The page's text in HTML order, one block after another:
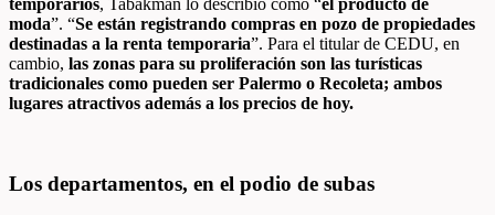
moda”. “Se están registrando compras en pozo de propiedades
destinadas a la renta temporaria”. Para el titular de CEDU, en
cambio, las zonas para su proliferación son las turísticas
tradicionales como pueden ser Palermo o Recoleta; ambos
lugares atractivos además a los precios de hoy.
Los departamentos, en el podio de subas